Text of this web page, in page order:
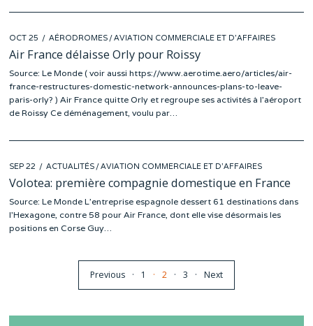
POSTED
ON
OCT 25 OCT
18
AÉRODROMES /AVIATION COMMERCIALE ET D'AFFAIRES
Air France délaisse Orly pour Roissy
Source: Le Monde ( voir aussi https://www.aerotime.aero/articles/air-
france-restructures-domestic-network-announces-plans-to-leave-
paris-orly? ) Air France quitte Orly et regroupe ses activités à l’aéroport
de Roissy Ce déménagement, voulu par…
POSTED
ON
SEP 22 SEP
19
ACTUALITÉS /AVIATION COMMERCIALE ET D'AFFAIRES
Volotea: première compagnie domestique en France
Source: Le Monde L’entreprise espagnole dessert 61 destinations dans
l’Hexagone, contre 58 pour Air France, dont elle vise désormais les
positions en Corse Guy…
Previous 1 2 3 Next